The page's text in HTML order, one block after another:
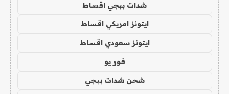
شدات ببجي اقساط
ايتونز امريكي اقساط
ايتونز سعودي اقساط
فور يو
شحن شدات ببجي